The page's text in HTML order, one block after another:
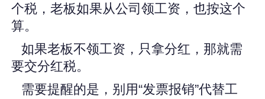
个税，老板如果从公司领工资，也按这个
算。
如果老板不领工资，只拿分红，那就需
要交分红税。
需要提醒的是，别用“发票报销”代替工